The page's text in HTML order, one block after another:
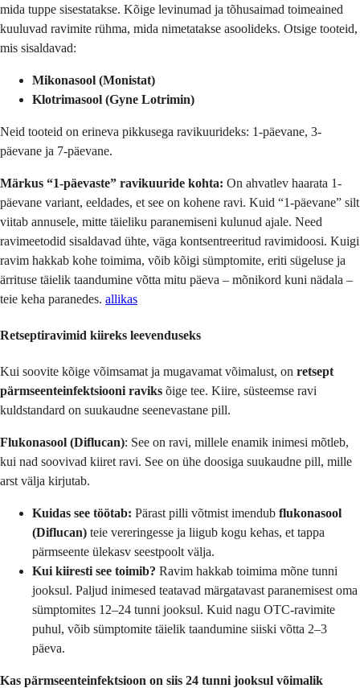
mida tuppe sisestatakse. Kõige levinumad ja tõhusaimad toimeained
kuuluvad ravimite rühma, mida nimetatakse asoolideks. Otsige tooteid,
mis sisaldavad:
Mikonasool (Monistat)
Klotrimasool (Gyne Lotrimin)
Neid tooteid on erineva pikkusega ravikuurideks: 1-päevane, 3-
päevane ja 7-päevane.
Märkus “1-päevaste” ravikuuride kohta: On ahvatlev haarata 1-
päevane variant, eeldades, et see on kohene ravi. Kuid “1-päevane” silt
viitab annusele, mitte täieliku paranemiseni kulunud ajale. Need
ravimeetodid sisaldavad ühte, väga kontsentreeritud ravimidoosi. Kuigi
ravim hakkab kohe toimima, võib kõigi sümptomite, eriti sügeluse ja
ärrituse täielik taandumine võtta mitu päeva – mõnikord kuni nädala –
teie keha paranedes. allikas
Retseptiravimid kiireks leevenduseks
Kui soovite kõige võimsamat ja mugavamat võimalust, on retsept
pärmseenteinfektsiooni raviks õige tee. Kiire, süsteemse ravi
kuldstandard on suukaudne seenevastane pill.
Flukonasool (Diflucan): See on ravi, millele enamik inimesi mõtleb,
kui nad soovivad kiiret ravi. See on ühe doosiga suukaudne pill, mille
arst välja kirjutab.
Kuidas see töötab: Pärast pilli võtmist imendub flukonasool
(Diflucan) teie vereringesse ja liigub kogu kehas, et tappa
pärmseente ülekasv seestpoolt välja.
Kui kiiresti see toimib? Ravim hakkab toimima mõne tunni
jooksul. Paljud inimesed teatavad märgatavast paranemisest oma
sümptomites 12–24 tunni jooksul. Kuid nagu OTC-ravimite
puhul, võib sümptomite täielik taandumine siiski võtta 2–3
päeva.
Kas pärmseenteinfektsioon on siis 24 tunni jooksul võimalik